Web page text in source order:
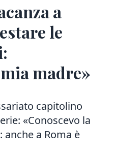
a
le
madre»
capitolino
«Conoscevo la
a Roma è